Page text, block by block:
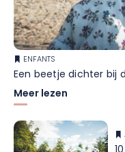
ENFANTS
Een beetje dichter bij
Meer lezen